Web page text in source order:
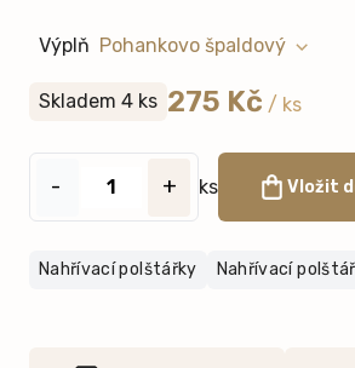
Výplň
Skladem 4 ks 275 Kč / ks
- + ks Vložit
Nahřívací polštářky Nahřívací